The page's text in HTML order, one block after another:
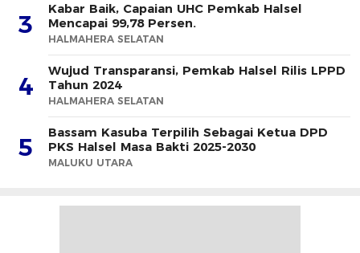
3
Kabar Baik, Capaian UHC Pemkab Halsel
Mencapai 99,78 Persen.
HALMAHERA SELATAN
4
Wujud Transparansi, Pemkab Halsel Rilis LPPD
Tahun 2024
HALMAHERA SELATAN
5
Bassam Kasuba Terpilih Sebagai Ketua DPD
PKS Halsel Masa Bakti 2025-2030
MALUKU UTARA